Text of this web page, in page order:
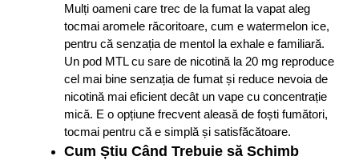
Mulți oameni care trec de la fumat la vapat aleg
tocmai aromele răcoritoare, cum e watermelon ice,
pentru că senzația de mentol la exhale e familiară.
Un pod MTL cu sare de nicotină la 20 mg reproduce
cel mai bine senzația de fumat și reduce nevoia de
nicotină mai eficient decât un vape cu concentrație
mică. E o opțiune frecvent aleasă de foști fumători,
tocmai pentru că e simplă și satisfăcătoare.
Cum Știu Când Trebuie să Schimb